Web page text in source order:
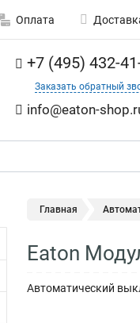
Оплата
+7 (495) 432-
Заказать обратный
info@eaton-
Главная
Eaton
Автоматический